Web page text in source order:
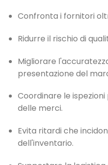
Confronta i fornitori
Ridurre il rischio di
Migliorare
presentazione del
Coordinare le
delle merci.
Evita ritardi che
dell'inventario.